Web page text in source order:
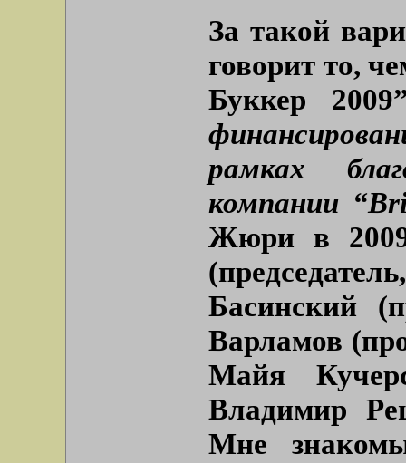
За такой
говорит то,
Буккер
рамках
компании
Жюри в 2009
Басинский
Варламов
Майя
Владимир
Мне